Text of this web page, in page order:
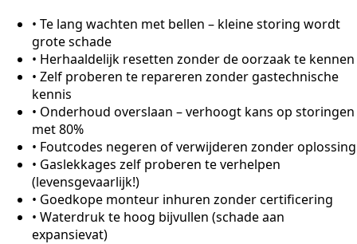
• Te lang wachten met bellen – kleine storing wordt
grote schade
• Herhaaldelijk resetten zonder de oorzaak te kennen
• Zelf proberen te repareren zonder gastechnische
kennis
• Onderhoud overslaan – verhoogt kans op storingen
met 80%
• Foutcodes negeren of verwijderen zonder oplossing
• Gaslekkages zelf proberen te verhelpen
(levensgevaarlijk!)
• Goedkope monteur inhuren zonder certificering
• Waterdruk te hoog bijvullen (schade aan
expansievat)